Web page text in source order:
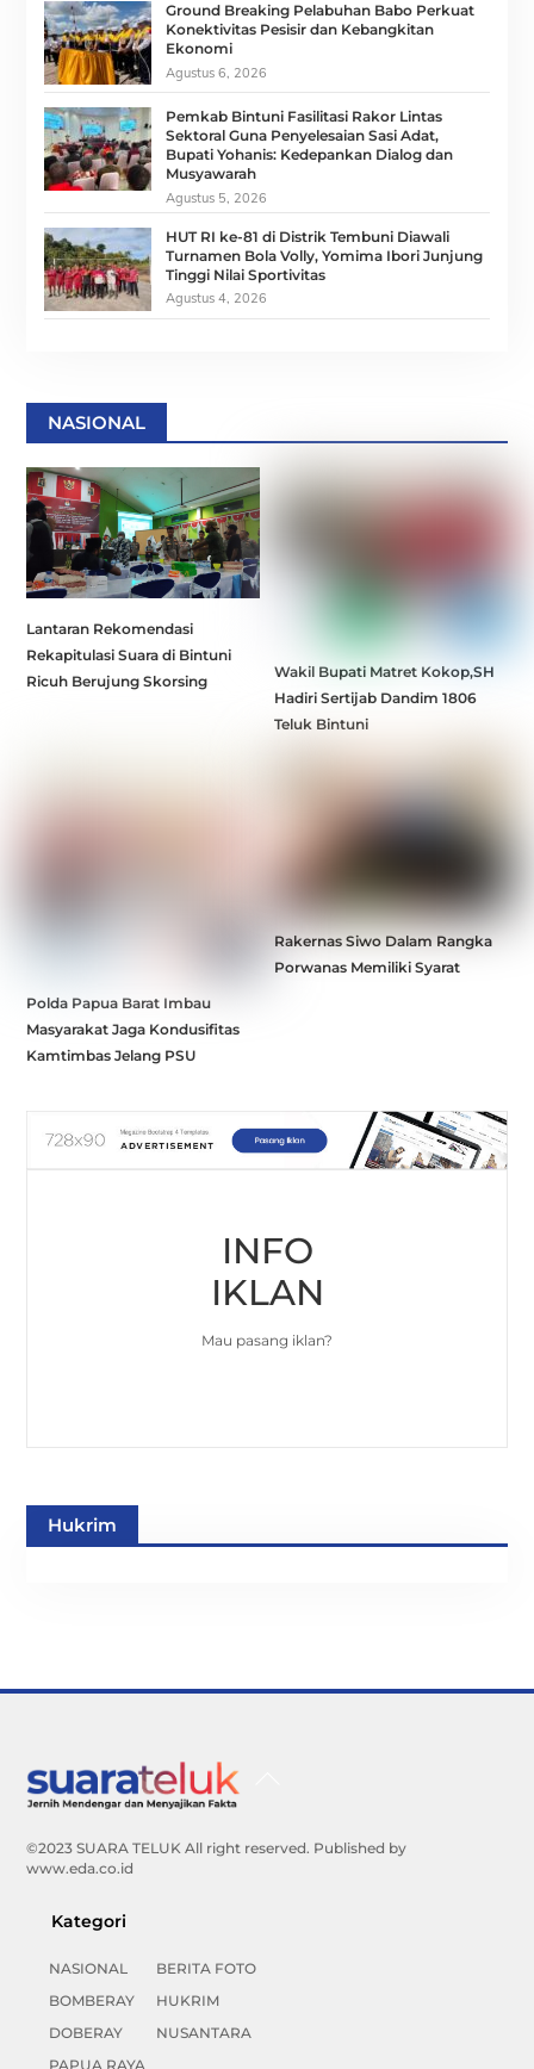
Ground Breaking Pelabuhan Babo Perkuat
Konektivitas Pesisir dan Kebangkitan
Ekonomi
Agustus 6, 2026
Pemkab Bintuni Fasilitasi Rakor Lintas
Sektoral Guna Penyelesaian Sasi Adat,
Bupati Yohanis: Kedepankan Dialog dan
Musyawarah
Agustus 5, 2026
HUT RI ke-81 di Distrik Tembuni Diawali
Turnamen Bola Volly, Yomima Ibori Junjung
Tinggi Nilai Sportivitas
Agustus 4, 2026
NASIONAL
Lantaran Rekomendasi
Rekapitulasi Suara di Bintuni
Ricuh Berujung Skorsing
Wakil Bupati Matret Kokop,SH
Hadiri Sertijab Dandim 1806
Teluk Bintuni
Polda Papua Barat Imbau
Masyarakat Jaga Kondusifitas
Kamtimbas Jelang PSU
Rakernas Siwo Dalam Rangka
Porwanas Memiliki Syarat
INFO
IKLAN
Mau pasang iklan?
Hukrim
©2023 SUARA TELUK All right reserved. Published by
www.eda.co.id
Kategori
NASIONAL
BOMBERAY
DOBERAY
PAPUA RAYA
BERITA FOTO
HUKRIM
NUSANTARA